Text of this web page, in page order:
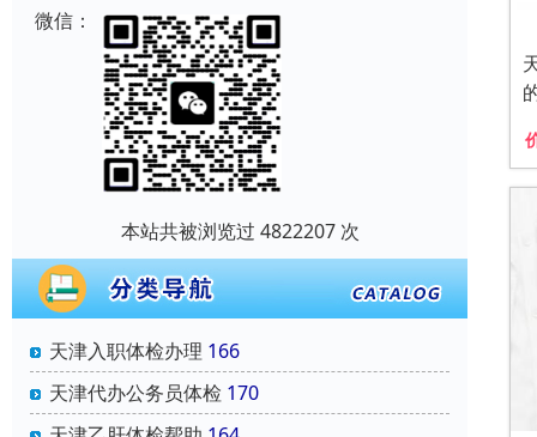
微信：
本站共被浏览过 4822207 次
天津入职体检办理 166
天津代办公务员体检 170